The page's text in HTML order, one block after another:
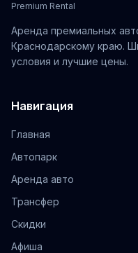
Premium Rental
Аренда премиальных
Краснодарскому краю.
условия и лучшие цены.
Навигация
Главная
Автопарк
Аренда авто
Трансфер
Скидки
Афиша